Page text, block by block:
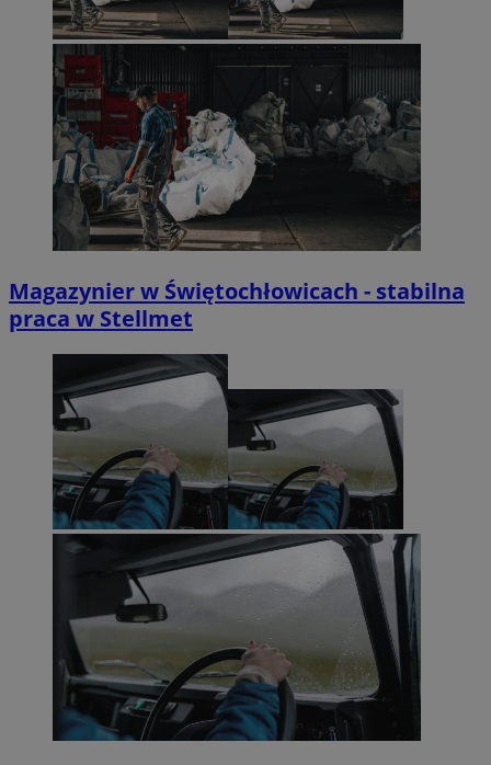
Magazynier w Świętochłowicach - stabilna
praca w Stellmet